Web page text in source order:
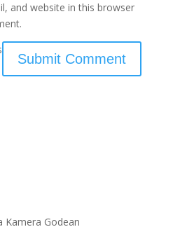
and website in this browser
Kamera Godean